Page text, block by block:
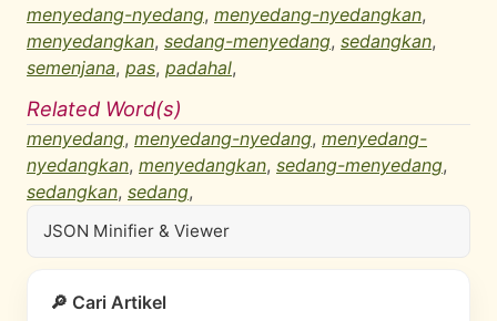
menyedang-nyedang, menyedang-nyedangkan,
menyedangkan, sedang-menyedang, sedangkan,
semenjana, pas, padahal,
Related Word(s)
menyedang, menyedang-nyedang, menyedang-
nyedangkan, menyedangkan, sedang-menyedang,
sedangkan, sedang,
JSON Minifier & Viewer
🔎 Cari Artikel